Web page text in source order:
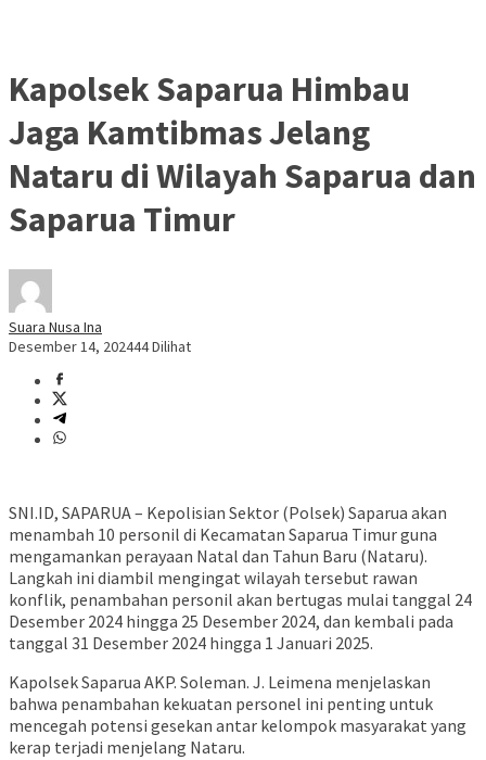
Kapolsek Saparua Himbau
Jaga Kamtibmas Jelang
Nataru di Wilayah Saparua dan
Saparua Timur
Suara Nusa Ina
Desember 14, 202444 Dilihat
SNI.ID, SAPARUA – Kepolisian Sektor (Polsek) Saparua akan
menambah 10 personil di Kecamatan Saparua Timur guna
mengamankan perayaan Natal dan Tahun Baru (Nataru).
Langkah ini diambil mengingat wilayah tersebut rawan
konflik, penambahan personil akan bertugas mulai tanggal 24
Desember 2024 hingga 25 Desember 2024, dan kembali pada
tanggal 31 Desember 2024 hingga 1 Januari 2025.
Kapolsek Saparua AKP. Soleman. J. Leimena menjelaskan
bahwa penambahan kekuatan personel ini penting untuk
mencegah potensi gesekan antar kelompok masyarakat yang
kerap terjadi menjelang Nataru.